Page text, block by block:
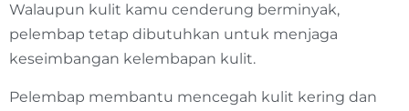
Walaupun kulit kamu cenderung berminyak,
pelembap tetap dibutuhkan untuk menjaga
keseimbangan kelembapan kulit.
Pelembap membantu mencegah kulit kering dan